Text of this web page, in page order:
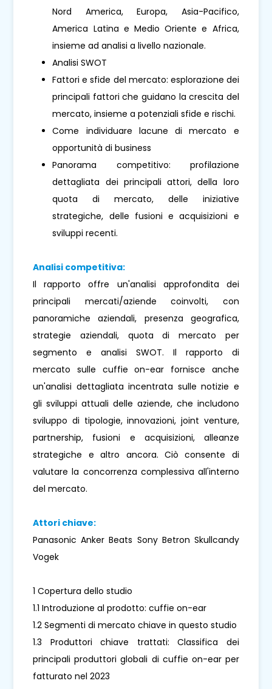
Nord America, Europa, Asia-Pacifico,
America Latina e Medio Oriente e Africa,
insieme ad analisi a livello nazionale.
Analisi SWOT
Fattori e sfide del mercato: esplorazione dei
principali fattori che guidano la crescita del
mercato, insieme a potenziali sfide e rischi.
Come individuare lacune di mercato e
opportunità di business
Panorama competitivo: profilazione
dettagliata dei principali attori, della loro
quota di mercato, delle iniziative
strategiche, delle fusioni e acquisizioni e
sviluppi recenti.
Analisi competitiva:
Il rapporto offre un'analisi approfondita dei
principali mercati/aziende coinvolti, con
panoramiche aziendali, presenza geografica,
strategie aziendali, quota di mercato per
segmento e analisi SWOT. Il rapporto di
mercato sulle cuffie on-ear fornisce anche
un'analisi dettagliata incentrata sulle notizie e
gli sviluppi attuali delle aziende, che includono
sviluppo di tipologie, innovazioni, joint venture,
partnership, fusioni e acquisizioni, alleanze
strategiche e altro ancora. Ciò consente di
valutare la concorrenza complessiva all'interno
del mercato.
Attori chiave:
Panasonic Anker Beats Sony Betron Skullcandy
Vogek
1 Copertura dello studio
1.1 Introduzione al prodotto: cuffie on-ear
1.2 Segmenti di mercato chiave in questo studio
1.3 Produttori chiave trattati: Classifica dei
principali produttori globali di cuffie on-ear per
fatturato nel 2023